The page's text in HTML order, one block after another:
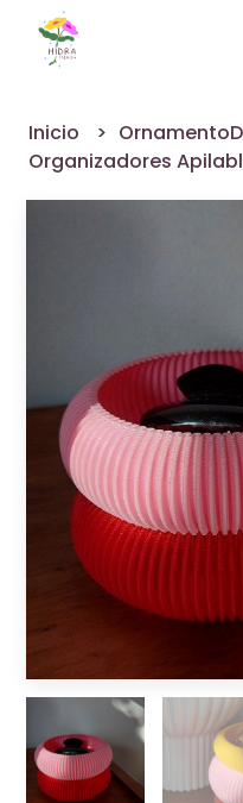
Inicio
Organizadores